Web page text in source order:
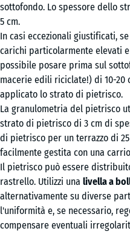
sottofondo. Lo spessore dello
5 cm.
In casi eccezionali giustificati,
carichi particolarmente elevati
possibile posare prima sul
macerie edili riciclate!) di 10-20
applicato lo strato di pietrisco.
La granulometria del pietrisco
strato di pietrisco di 3 cm di
di pietrisco per un terrazzo di
facilmente gestita con una
Il pietrisco può essere
rastrello. Utilizzi una livella a
alternativamente su diverse
l'uniformità e, se necessario,
compensare eventuali